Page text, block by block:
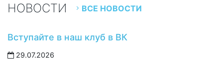
НОВОСТИ ВСЕ НОВОСТИ
Вступайте в наш клуб в ВК
29.07.2026